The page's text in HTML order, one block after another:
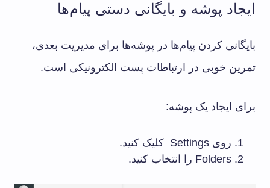
ایجاد پوشه و بایگانی دستی پیام‌ها
بایگانی کردن پیام‌ها در پوشه‌ها برای مدیریت بعدی،
تمرین خوبی در ارتباطات پست الکترونیکی است.
برای ایجاد یک پوشه:
روی Settings کلیک کنید.
Folders را انتخاب کنید.